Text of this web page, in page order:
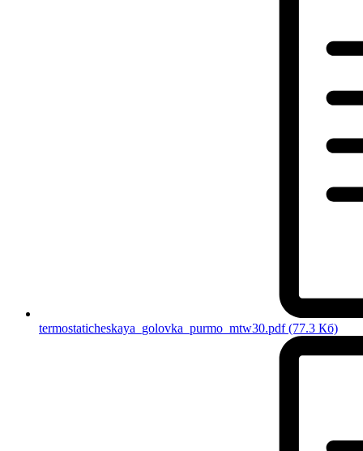
termostaticheskaya_golovka_purmo_mtw30.pdf(77.3 Кб)